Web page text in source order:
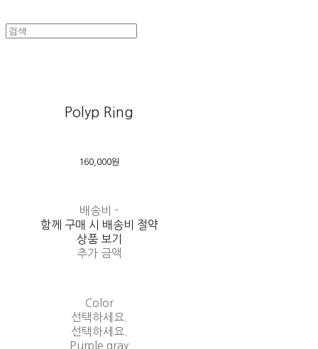
Polyp Ring
160,000원
배송비 -
함께 구매 시 배송비 절약
상품 보기
추가 금액
Color
선택하세요.
선택하세요.
Purple gray